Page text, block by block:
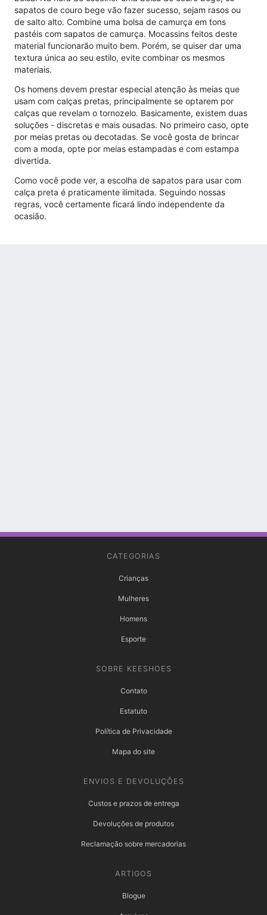
sapatos de couro bege vão fazer sucesso, sejam rasos ou
de salto alto. Combine uma bolsa de camurça em tons
pastéis com sapatos de camurça. Mocassins feitos deste
material funcionarão muito bem. Porém, se quiser dar uma
textura única ao seu estilo, evite combinar os mesmos
materiais.
Os homens devem prestar especial atenção às meias que
usam com calças pretas, principalmente se optarem por
calças que revelam o tornozelo. Basicamente, existem duas
soluções - discretas e mais ousadas. No primeiro caso, opte
por meias pretas ou decotadas. Se você gosta de brincar
com a moda, opte por meias estampadas e com estampa
divertida.
Como você pode ver, a escolha de sapatos para usar com
calça preta é praticamente ilimitada. Seguindo nossas
regras, você certamente ficará lindo independente da
ocasião.
CATEGORIAS
Crianças
Mulheres
Homens
Esporte
SOBRE KEESHOES
Contato
Estatuto
Política de Privacidade
Mapa do site
ENVIOS E DEVOLUÇÕES
Custos e prazos de entrega
Devoluções de produtos
Reclamação sobre mercadorias
ARTIGOS
Blogue